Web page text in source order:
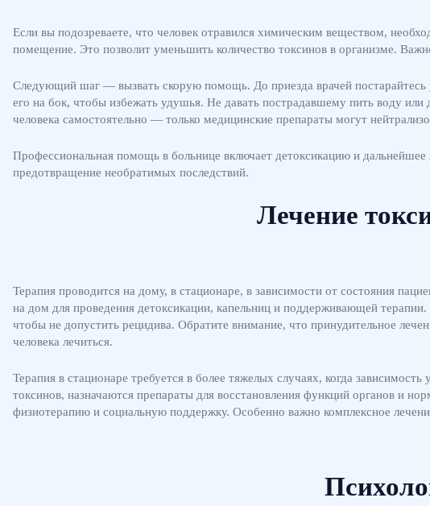
Если вы подозреваете, что человек отравился химическим веществом,
помещение. Это позволит уменьшить количество токсинов в организме.
Следующий шаг — вызвать скорую помощь. До приезда врачей постарайтесь
его на бок, чтобы избежать удушья. Не давать пострадавшему пить воду
человека самостоятельно — только медицинские препараты могут
Профессиональная помощь в больнице включает детоксикацию и
предотвращение необратимых последствий.
Лечение
Терапия проводится на дому, в стационаре, в зависимости от состояния
на дом для проведения детоксикации, капельниц и поддерживающей
чтобы не допустить рецидива. Обратите внимание, что принудительное
человека лечиться.
Терапия в стационаре требуется в более тяжелых случаях, когда
токсинов, назначаются препараты для восстановления функций органов и
физиотерапию и социальную поддержку. Особенно важно комплексное